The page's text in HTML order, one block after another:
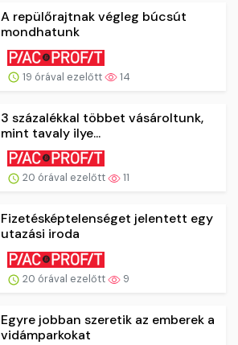
A repülőrajtnak végleg búcsút
mondhatunk
19 órával ezelőtt 14
3 százalékkal többet vásároltunk,
mint tavaly ilye...
20 órával ezelőtt 11
Fizetésképtelenséget jelentett egy
utazási iroda
20 órával ezelőtt 9
Egyre jobban szeretik az emberek a
vidámparkokat